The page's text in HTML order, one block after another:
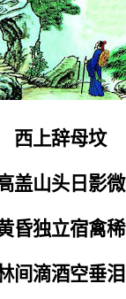
西上辞母坟
盖山头日影微
昏独立宿禽稀
间滴酒空垂泪